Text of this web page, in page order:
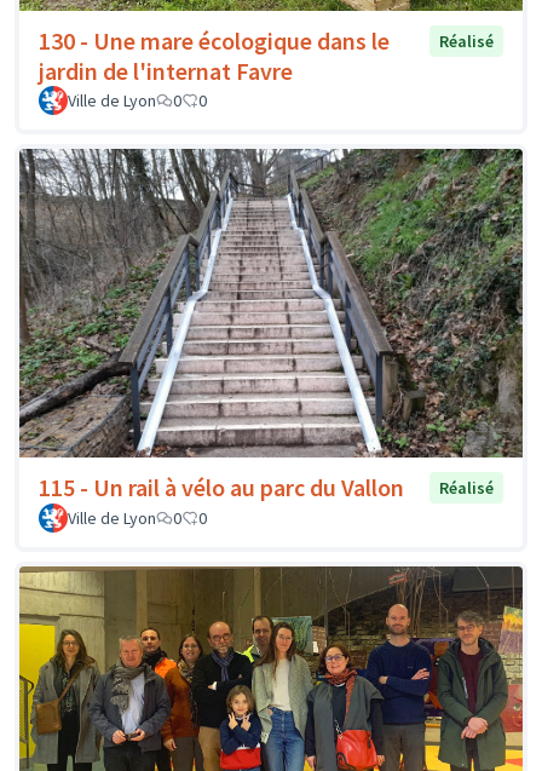
130 - Une mare écologique dans le
jardin de l'internat Favre
Réalisé
Ville de Lyon 0 0
115 - Un rail à vélo au parc du Vallon
Réalisé
Ville de Lyon
0 0